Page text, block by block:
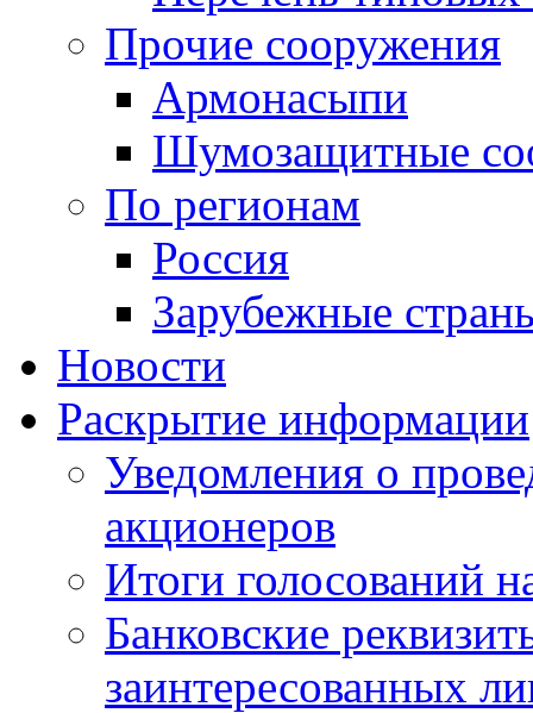
Прочие сооружения
Армонасыпи
Шумозащитные
По регионам
Россия
Зарубежные
Новости
Раскрытие информации
Уведомления о
акционеров
Итоги голосований
Банковские
заинтересованных